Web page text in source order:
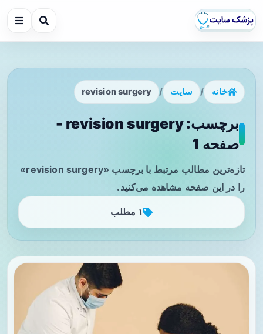
خانه / سایت /
revision surgery
برچسب: revision surgery -
صفحه 1
تازه‌ترین مطالب مرتبط با برچسب «revision surgery»
را در این صفحه مشاهده می‌کنید.
۱ مطلب